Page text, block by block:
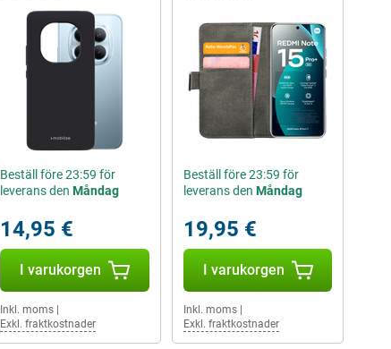
Beställ före 23:59 för
leverans den Måndag
14,95 €
I varukorgen
Inkl. moms|
Exkl. fraktkostnader
Beställ före 23:59 för
leverans den Måndag
19,95 €
I varukorgen
Inkl. moms|
Exkl. fraktkostnader